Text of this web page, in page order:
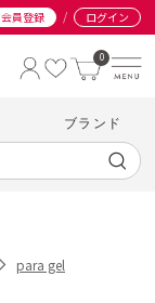
会員登録 / ログイン
0
ブランド
para gel